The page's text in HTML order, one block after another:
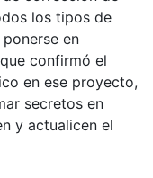
los tipos de
en
confirmó el
en ese proyecto,
secretos en
y actualicen el